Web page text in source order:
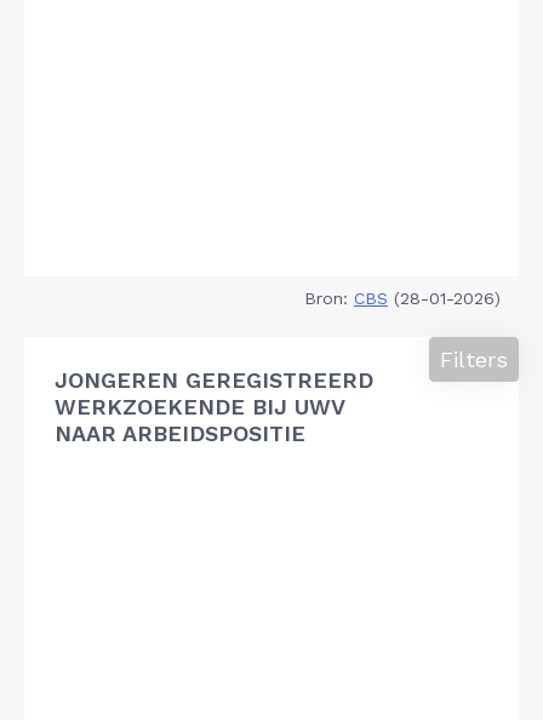
Bron: CBS (28-01-2026)
JONGEREN GEREGISTREERD
WERKZOEKENDE BIJ UWV
NAAR ARBEIDSPOSITIE
Filters